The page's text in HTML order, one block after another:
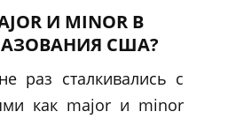
И MINOR В
США?
раз сталкивались с
как major и minor